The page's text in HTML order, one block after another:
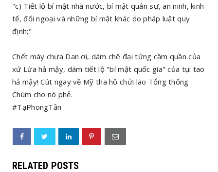
"c) Tiết lộ bí mật nhà nước, bí mật quân sự, an ninh, kinh
tế, đối ngoại và những bí mật khác do pháp luật quy
định;"
Chết mày chưa Dan ơi, dám chê đại tứng cầm quần của
xứ Lừa hả mậy, dám tiết lộ "bí mật quốc gia" của tụi tao
hả mậy! Cút ngay về Mỹ tha hồ chửi lão Tổng thống
Chùm cho nó phẻ.
#TạPhongTần
RELATED POSTS